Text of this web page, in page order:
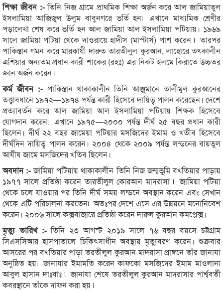
শিক্ষা জীবন :-তিনি নিজ গ্রামে প্রাথমিক শিক্ষা অর্জন করে আল জামিয়াতুল
ইসলামিয়া আজিজুল উলুম বাবুনগরে ভর্তি হন৷ এখানে মাধ্যমিক শ্রেণীর
পড়ালেখা শেষ করে ভর্তি হন আল জামিয়া আল ইসলামিয়া পটিয়ায়। ১৯৬৯
সালে জামিয়া পটিয়া থেকে দাওরায়ে হাদীস (মাস্টার্স) পাশ করেন ৷ তারপর
পাকিস্তান গমন করে মারকাযী দারুত তারতীলুল কুরআন, লাহোরে তৎকালীন
এশিয়ার অন্যতম প্রধান কারী শাকের (রহঃ) এর নিকট ইলমে কিরাতে উচ্চতর
জ্ঞান অর্জন করেন।
কর্ম জীবন :- পাকিস্তান থাকাকালীন তিনি আঞ্জুমানে তালীমুল কুরআনের
তত্ত্বাবধানে ১৯৭২—১৯৭৪ পর্যন্ত কারী হিসেবে দায়িত্ব পালন করেছেন। দেশে
প্রত্যাবর্তন করে আল জামিয়া আল ইসলামিয়া পটিয়ায় শিক্ষক হিসেবে
যোগদান করেন৷ এখানে ১৯৭৫—২০০০ পর্যন্ত দীর্ঘ ২৫ বছর প্রধান কারী
ছিলেন। দীর্ঘ ২২ বছর জামেয়া পটিয়ার মসজিদের ইমাম ও খতীব হিসেবে
দীর্ঘদিন দায়িত্ব পালন করেন। ২০০৪ থেকে ২০০৯ পর্যন্ত লন্ডনের বায়তুল
আযীয জামে মসজিদের খতিব ছিলেন।
অবদান :-জামিয়া পটিয়ায় থাকাকালীন তিনি নিজ জন্মভূমি বখতিয়ার পাড়ায়
১৯৭৭ সালে প্রতিষ্ঠা করেন তারতীলুল কোরআন মাদরাসা ৷ জামিয়া পটিয়া
থেকে চলে যাওয়ার পর তিনি দীর্ঘ সময় লন্ডনে অবস্থান করেন এবং সেখান
থেকে এটি পরিচালনা করতেন৷ অতঃপর দেশে এসে এর উন্নয়নে মনোনিবেশ
করেন। ২০০৬ সালে কক্সবাজারে প্রতিষ্ঠা করেন দারুল কুরআন কমপ্লেক্স।
মৃত্যু তারিখ :-তিনি ২৩ আগস্ট ২০১৯ সালে ৭৬ বছর বয়সে চট্টগ্রাম
সিএসসিআর হাসপাতালে চিকিৎসাধীন অবস্থায় মৃত্যুবরণ করেন। শুক্রবার
আসরের পর বখতিয়ার পাড়া তরতীলুল কুরআন মাদরাসা প্রাঙ্গনে তাঁর জানাযা
অনুষ্ঠিত হয়৷ জানাযার ইমামতি করেন কাফকো মসজিদের ইমাম মাওলানা
আবুল হাসান দাঃবাঃ ৷ জানাযা শেষে তরতীলুল কুরআন মাদরাসার পার্শ্ববর্তী
কবরস্থানে তাঁকে দাফন করা হয় ৷